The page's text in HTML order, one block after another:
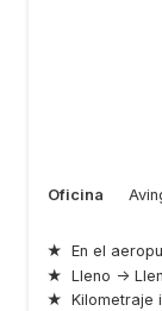
Oficina
★ En el
★ Lleno →
★ Kilometraje